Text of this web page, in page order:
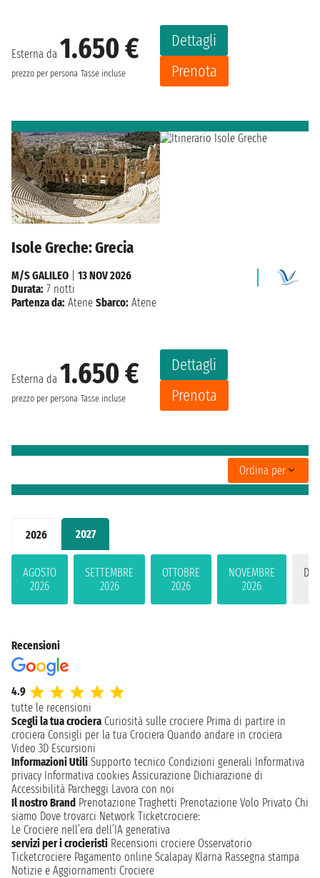
2026 2027
AGOSTO
2026
SETTEMBRE
2026
OTTOBRE
2026
NOVEMBRE
2026
Esterna da 1.650 €
prezzo per persona Tasse incluse
Dettagli
Prenota
Isole Greche: Grecia
Esterna da 1.650 €
prezzo per persona Tasse incluse
Dettagli
Prenota
M/S GALILEO
13 NOV 2026
Durata: 7 notti
Partenza da: Atene Sbarco: Atene
Ordina per
Recensioni
4.9
tutte le recensioni
Scegli la tua crociera Curiosità sulle crociere Prima di partire in
crociera Consigli per la tua Crociera Quando andare in crociera
Video 3D Escursioni
Informazioni Utili Supporto tecnico Condizioni generali Informativa
privacy Informativa cookies Assicurazione Dichiarazione di
Accessibilità Parcheggi Lavora con noi
Il nostro Brand Prenotazione Traghetti Prenotazione Volo Privato Chi
siamo Dove trovarci Network Ticketcrociere:
Le Crociere nell’era dell’IA generativa
servizi per i crocieristi Recensioni crociere Osservatorio
Ticketcrociere Pagamento online Scalapay Klarna Rassegna stampa
Notizie e Aggiornamenti Crociere